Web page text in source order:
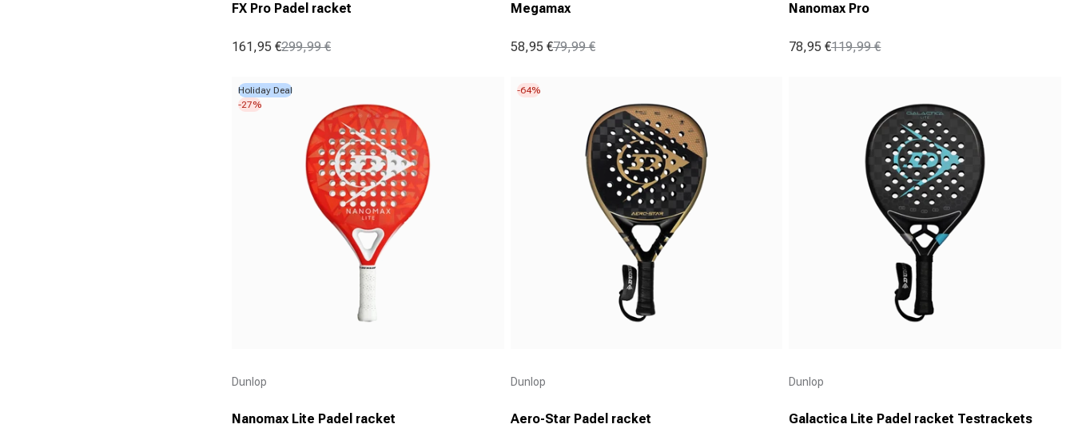
FX Pro Padel racket
Aanbiedingsprijs
161,95 €
Normale prijs
299,99 €
Megamax
Aanbiedingsprijs
58,95 €
Normale prijs
79,99 €
Nanomax Pro
Aanbiedingsprijs
78,95 €
Normale prijs
119,99 €
Holiday Deal
-27%
Dunlop
Nanomax Lite Padel racket
-64%
Dunlop
Aero-Star Padel racket
Dunlop
Galactica Lite Padel racket Testrackets